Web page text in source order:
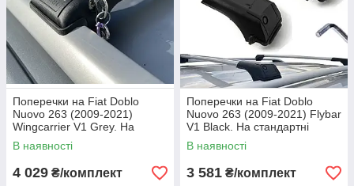
Поперечки на Fiat Doblo
Nuovo 263 (2009-2021)
Wingcarrier V1 Grey. На
стандартні рейлінги. Замок
на ключах. Сірі
В наявності
4 029 ₴/комплект
Поперечки на Fiat Doblo
Nuovo 263 (2009-2021) Flybar
V1 Black. На стандартні
рейлінги. Без замка. Чорні
В наявності
3 581 ₴/комплект